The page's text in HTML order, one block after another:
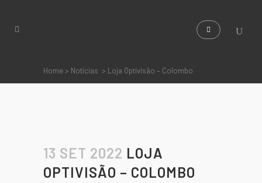
Home> Notícias > Loja Optivisão – Colombo
13 SET 2022 LOJA
OPTIVISÃO – COLOMBO